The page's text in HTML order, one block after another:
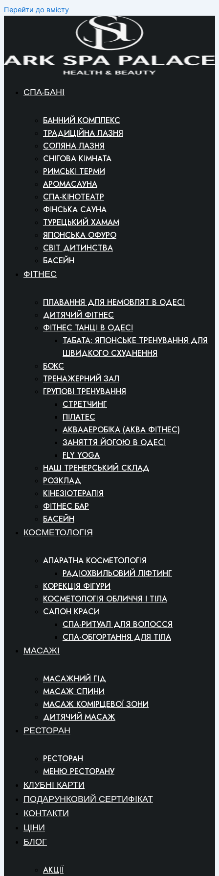
Перейти до вмісту
СПА-БАНІ
БАННИЙ КОМПЛЕКС
ТРАДИЦІЙНА ЛАЗНЯ
СОЛЯНА ЛАЗНЯ
СНІГОВА КІМНАТА
РИМСЬКІ ТЕРМИ
АРОМАСАУНА
СПА-КІНОТЕАТР
ФІНСЬКА САУНА
ТУРЕЦЬКИЙ ХАМАМ
ЯПОНСЬКА ОФУРО
СВІТ ДИТИНСТВА
БАСЕЙН
ФІТНЕС
ПЛАВАННЯ ДЛЯ НЕМОВЛЯТ В ОДЕСІ
ДИТЯЧИЙ ФІТНЕС
ФІТНЕС ТАНЦІ В ОДЕСІ
ТАБАТА: ЯПОНСЬКЕ ТРЕНУВАННЯ ДЛЯ
ШВИДКОГО СХУДНЕННЯ
БОКС
ТРЕНАЖЕРНИЙ ЗАЛ
ГРУПОВІ ТРЕНУВАННЯ
СТРЕТЧИНГ
ПІЛАТЕС
АКВААЕРОБІКА (АКВА ФІТНЕС)
ЗАНЯТТЯ ЙОГОЮ В ОДЕСІ
FLY YOGA
НАШ ТРЕНЕРСЬКИЙ СКЛАД
РОЗКЛАД
КІНЕЗІОТЕРАПІЯ
ФІТНЕС БАР
БАСЕЙН
КОСМЕТОЛОГІЯ
АПАРАТНА КОСМЕТОЛОГІЯ
РАДІОХВИЛЬОВИЙ ЛІФТИНГ
КОРЕКЦІЯ ФІГУРИ
КОСМЕТОЛОГІЯ ОБЛИЧЧЯ І ТІЛА
САЛОН КРАСИ
СПА-РИТУАЛ ДЛЯ ВОЛОССЯ
СПА-ОБГОРТАННЯ ДЛЯ ТІЛА
МАСАЖІ
МАСАЖНИЙ ГІД
МАСАЖ СПИНИ
МАСАЖ КОМІРЦЕВОЇ ЗОНИ
ДИТЯЧИЙ МАСАЖ
РЕСТОРАН
РЕСТОРАН
МЕНЮ РЕСТОРАНУ
КЛУБНІ КАРТИ
ПОДАРУНКОВИЙ СЕРТИФІКАТ
КОНТАКТИ
ЦІНИ
БЛОГ
АКЦІЇ